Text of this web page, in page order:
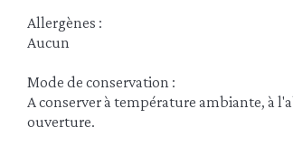
Allergènes :
Aucun
Mode de conservation :
A conserver à température ambiante, à
ouverture.